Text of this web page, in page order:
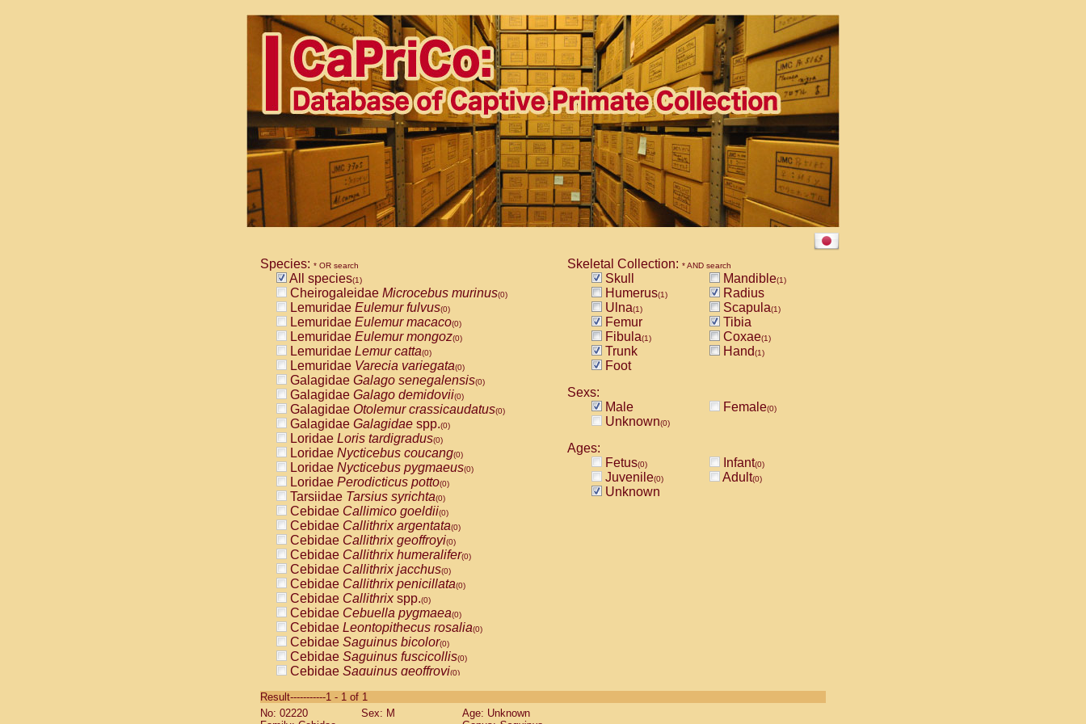
Species: * OR search
All species(1)
Cheirogaleidae Microcebus murinus(0)
Lemuridae Eulemur fulvus(0)
Lemuridae Eulemur macaco(0)
Lemuridae Eulemur mongoz(0)
Lemuridae Lemur catta(0)
Lemuridae Varecia variegata(0)
Galagidae Galago senegalensis(0)
Galagidae Galago demidovii(0)
Galagidae Otolemur crassicaudatus(0)
Galagidae Galagidae spp.(0)
Loridae Loris tardigradus(0)
Loridae Nycticebus coucang(0)
Loridae Nycticebus pygmaeus(0)
Loridae Perodicticus potto(0)
Tarsiidae Tarsius syrichta(0)
Cebidae Callimico goeldii(0)
Cebidae Callithrix argentata(0)
Cebidae Callithrix geoffroyi(0)
Cebidae Callithrix humeralifer(0)
Cebidae Callithrix jacchus(0)
Cebidae Callithrix penicillata(0)
Cebidae Callithrixspp.(0)
Cebidae Cebuella pygmaea(0)
Cebidae Leontopithecus rosalia(0)
Cebidae Saguinus bicolor(0)
Cebidae Saguinus fuscicollis(0)
Cebidae Saguinus geoffroyi(0)
CebidaeSaguinus labiatus(0)
Cebidae Saguinus leucopus (0)
Skeletal Collection: * AND search
Skull Mandible(1)
Humerus(1)
Radius
Ulna(1) Scapula(1)
Femur
Tibia
Fibula(1) Coxae(1)
Trunk Hand(1)
Foot
Sexs:
Male
Female(0)
Unknown(0)
Ages:
Fetus(0) Infant(0)
Juvenile(0) Adult(0)
Unknown
Result-----------1 - 1 of 1
No: 02220
Sex: M
Age: Unknown